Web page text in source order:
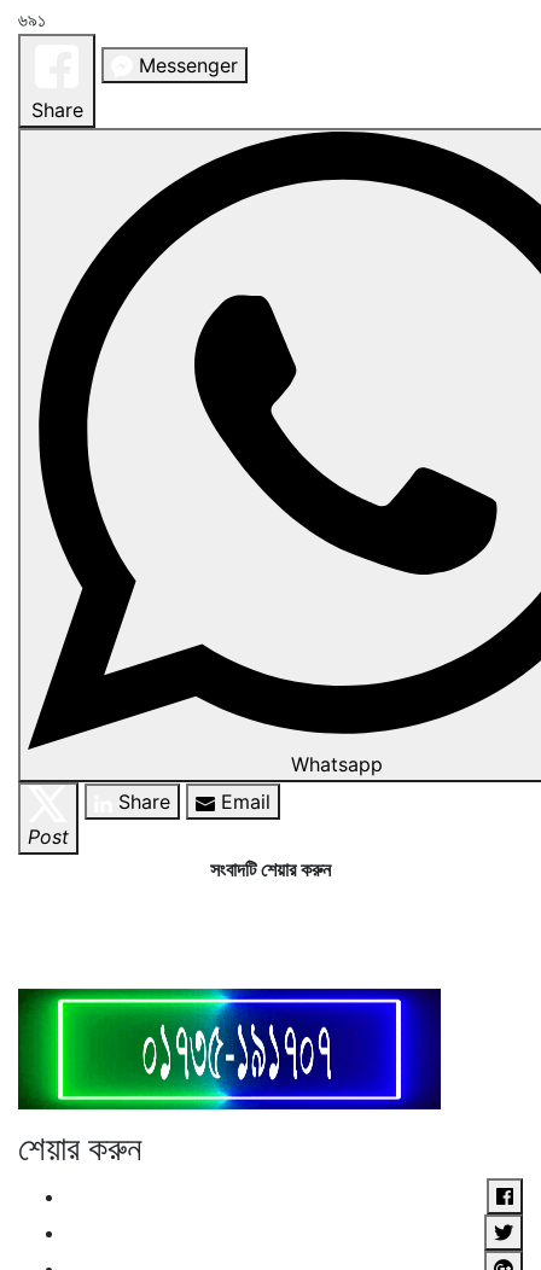
৬৯১
Share
Messenger
Whatsapp
Post
Share Email
সংবাদটি শেয়ার করুন
শেয়ার করুন